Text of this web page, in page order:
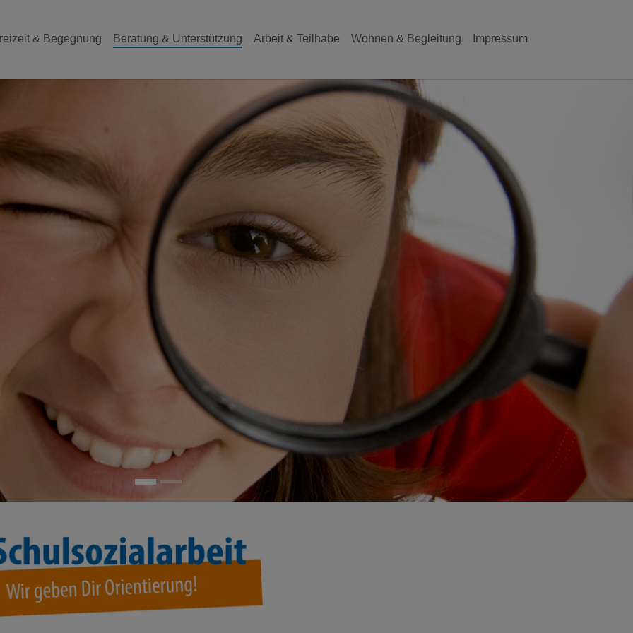
& Begegnung Beratung & Unterstützung Arbeit & Teilhabe Wohnen & Begleitung Impressum